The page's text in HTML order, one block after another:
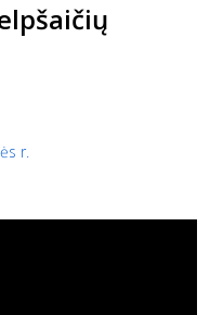
r.